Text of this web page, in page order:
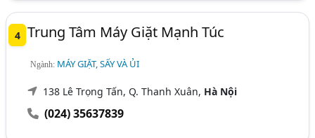
4 Trung Tâm Máy Giặt Mạnh Túc
Ngành: MÁY GIẶT, SẤY VÀ ỦI
138 Lê Trọng Tấn, Q. Thanh Xuân, Hà Nội
(024) 35637839